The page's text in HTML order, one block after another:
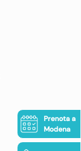
Prenota a
Modena